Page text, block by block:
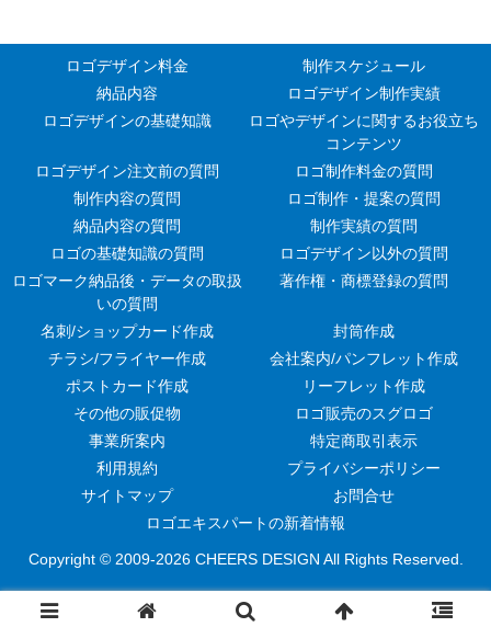
ロゴデザイン料金
制作スケジュール
納品内容
ロゴデザイン制作実績
ロゴデザインの基礎知識
ロゴやデザインに関するお役立ち
コンテンツ
ロゴデザイン注文前の質問
ロゴ制作料金の質問
制作内容の質問
ロゴ制作・提案の質問
納品内容の質問
制作実績の質問
ロゴの基礎知識の質問
ロゴデザイン以外の質問
ロゴマーク納品後・データの取扱
いの質問
著作権・商標登録の質問
名刺/ショップカード作成
封筒作成
チラシ/フライヤー作成
会社案内/パンフレット作成
ポストカード作成
リーフレット作成
その他の販促物
ロゴ販売のスグロゴ
事業所案内
特定商取引表示
利用規約
プライバシーポリシー
サイトマップ
お問合せ
ロゴエキスパートの新着情報
Copyright © 2009-2026 CHEERS DESIGN All Rights Reserved.